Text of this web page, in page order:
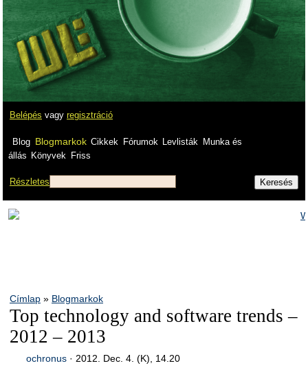
Belépés vagy regisztráció
Blog Blogmarkok Cikkek Fórumok Levlisták
Munka és
állás Könyvek Friss
Részletes
Címlap » Blogmarkok
Top technology and software trends –
2012 – 2013
ochronus· 2012. Dec. 4. (K), 14.20